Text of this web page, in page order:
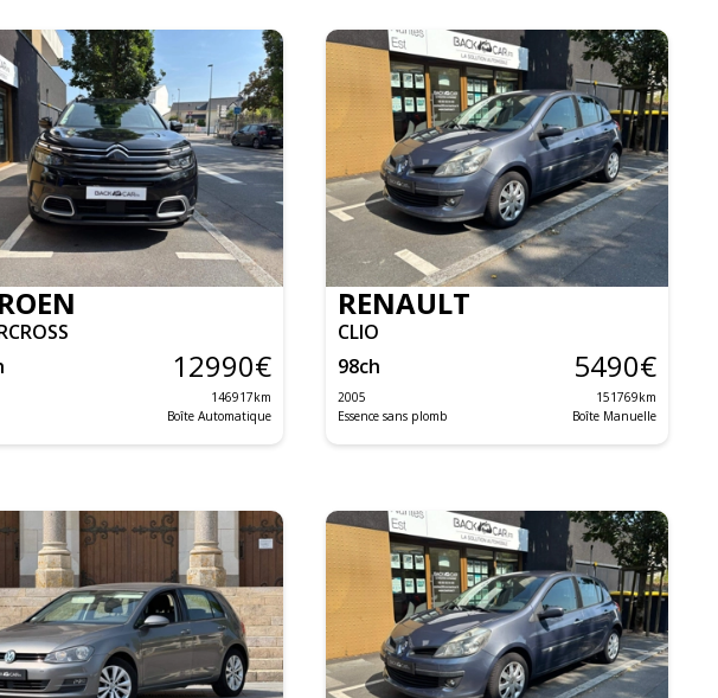
12990€
146917km
Boîte Automatique
RENAULT
CLIO
98ch 5490€
2005 151769km
Essence sans plomb
Boîte Manuelle